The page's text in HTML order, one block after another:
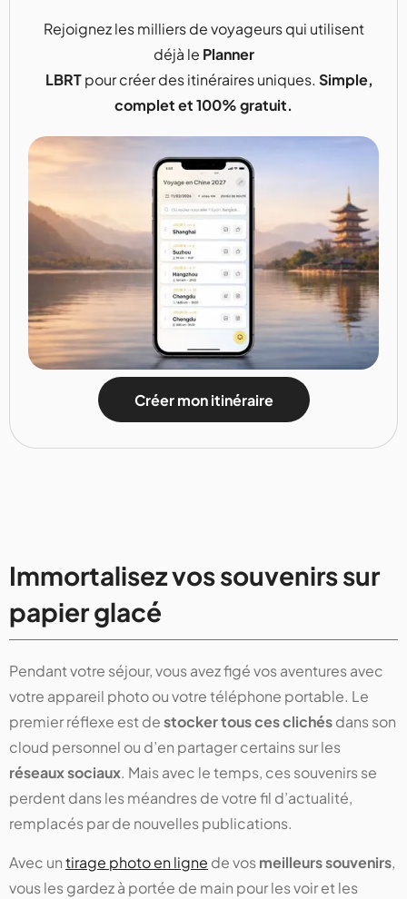
Rejoignez les milliers de voyageurs qui utilisent
déjà le Planner
LBRTpour créer des itinéraires uniques. Simple,
complet et 100% gratuit.
Créer mon itinéraire
Immortalisez vos souvenirs sur
papier glacé
Pendant votre séjour, vous avez figé vos aventures avec
votre appareil photo ou votre téléphone portable. Le
premier réflexe est destocker tous ces clichésdans son
cloud personnel ou d’en partager certains sur les
réseaux sociaux. Mais avec le temps, ces souvenirs se
perdent dans les méandres de votre fil d’actualité,
remplacés par de nouvelles publications.
Avec untirage photo en ligne de vosmeilleurs souvenirs,
vous les gardez à portée de main pour les voir et les